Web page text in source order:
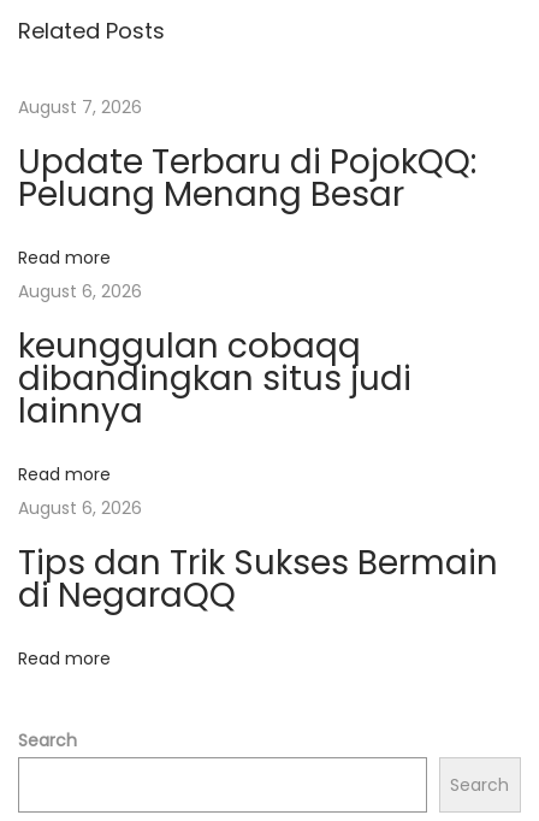
n
a
v
i
g
a
t
i
o
n
o
s
o
s
:
e
i
i
h
i
t
u
s
B
n
d
Q
T
r
e
Related Posts
August 7, 2026
Update Terbaru di PojokQQ:
Peluang Menang Besar
Read more
August 6, 2026
keunggulan cobaqq
dibandingkan situs judi
lainnya
Read more
August 6, 2026
Tips dan Trik Sukses Bermain
di NegaraQQ
Read more
Search
Search